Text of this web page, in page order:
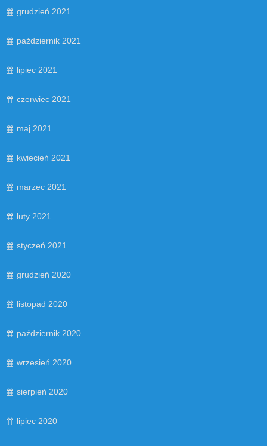
grudzień 2021
październik 2021
lipiec 2021
czerwiec 2021
maj 2021
kwiecień 2021
marzec 2021
luty 2021
styczeń 2021
grudzień 2020
listopad 2020
październik 2020
wrzesień 2020
sierpień 2020
lipiec 2020